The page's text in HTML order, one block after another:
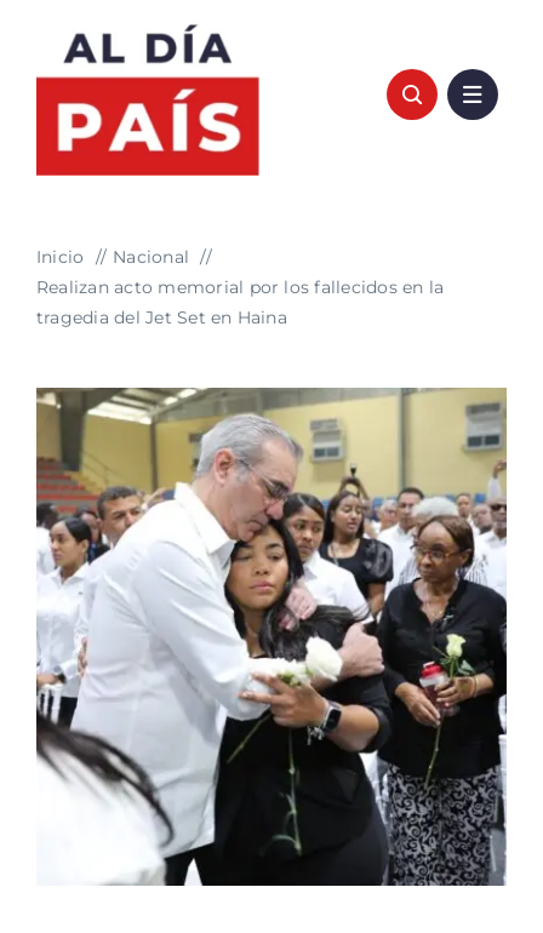
contenido
Inicio
Nacional
Realizan acto memorial por los fallecidos en la
tragedia del Jet Set en Haina